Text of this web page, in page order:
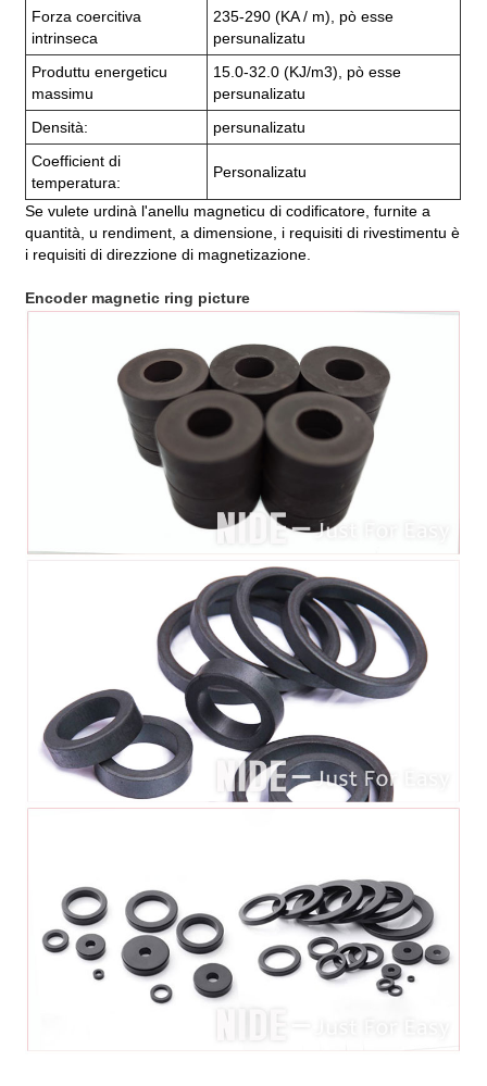
Forza coercitiva
intrinseca
235-290 (KA / m), pò esse
persunalizatu
Produttu energeticu
massimu
15.0-32.0 (KJ/m3), pò esse
persunalizatu
Densità:
persunalizatu
Coefficient di
temperatura:
Personalizatu
Se vulete urdinà l'anellu magneticu di codificatore, furnite a
quantità, u rendiment, a dimensione, i requisiti di rivestimentu è
i requisiti di direzzione di magnetizazione.
Encoder magnetic ring picture